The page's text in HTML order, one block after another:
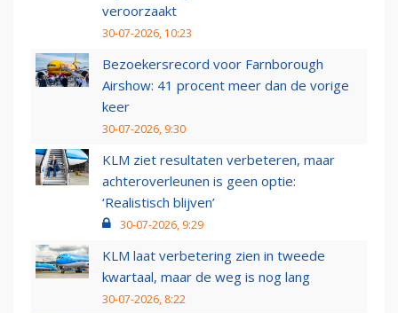
veroorzaakt
30-07-2026, 10:23
Bezoekersrecord voor Farnborough
Airshow: 41 procent meer dan de vorige
keer
30-07-2026, 9:30
KLM ziet resultaten verbeteren, maar
achteroverleunen is geen optie:
‘Realistisch blijven’
30-07-2026, 9:29
KLM laat verbetering zien in tweede
kwartaal, maar de weg is nog lang
30-07-2026, 8:22